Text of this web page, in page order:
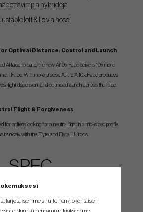
hybridejä
loft & lie via hosel.
Optimal Distance, Control and Launch
Ai face to date, the new Ai10x Face delivers 10x more
Face. With more precise Ai, the Ai10x Face produces
tight dispersion, and optimised launch across the face.
Flight & Forgiveness
for golfers looking for a neutral flight in a mid-sized profile.
nicely with the Elyte and Elyte HL irons.
SPEC.
tarjotaksemme sinulle henkilökohtaisen
mainonnan ja pitääksemme